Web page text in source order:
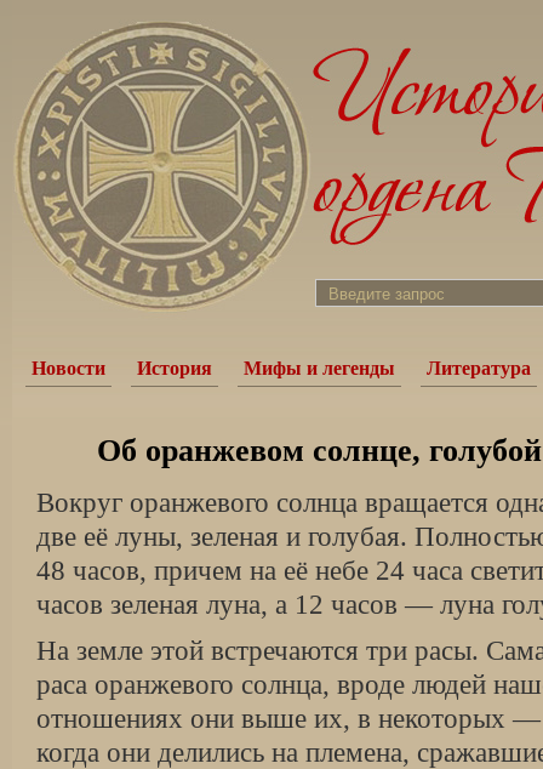
Новости История Мифы и легенды Литература
Об оранжевом солнце,
Вокруг оранжевого солнца вращается
две её луны, зеленая и голубая.
48 часов, причем на её небе 24 часа
часов зеленая луна, а 12 часов — луна
На земле этой встречаются три расы.
раса оранжевого солнца, вроде людей
отношениях они выше их, в некоторых
когда они делились на племена,